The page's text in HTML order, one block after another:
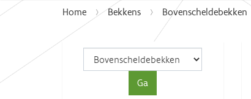
U
e
Home Bekkens Bovenscheldebekken